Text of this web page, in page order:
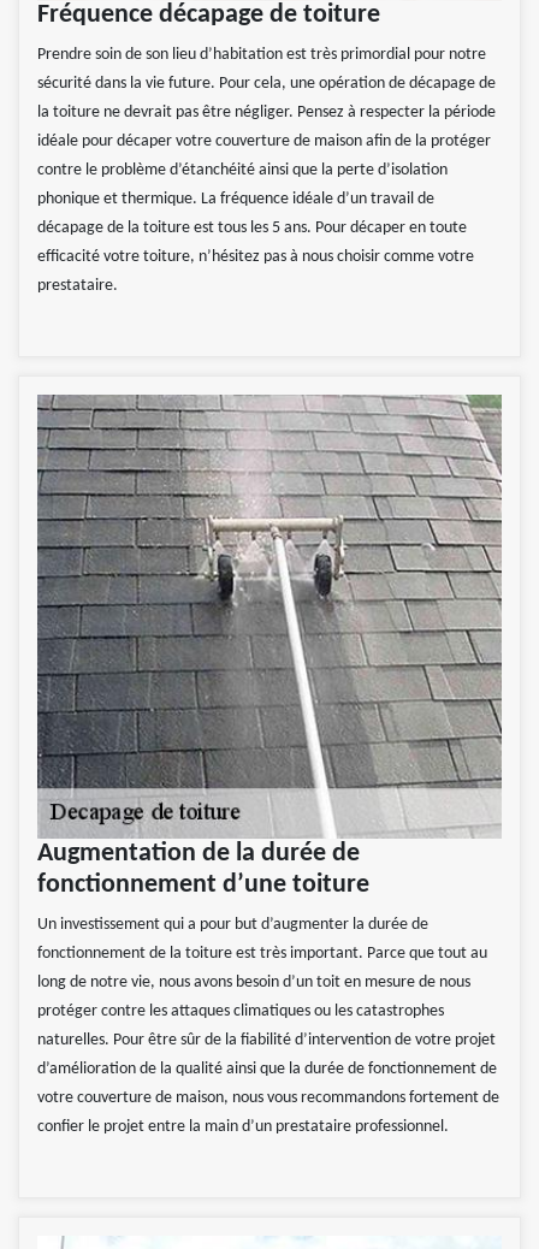
Fréquence décapage de toiture
Prendre soin de son lieu d’habitation est très primordial pour notre
sécurité dans la vie future. Pour cela, une opération de décapage de
la toiture ne devrait pas être négliger. Pensez à respecter la période
idéale pour décaper votre couverture de maison afin de la protéger
contre le problème d’étanchéité ainsi que la perte d’isolation
phonique et thermique. La fréquence idéale d’un travail de
décapage de la toiture est tous les 5 ans. Pour décaper en toute
efficacité votre toiture, n’hésitez pas à nous choisir comme votre
prestataire.
Augmentation de la durée de
fonctionnement d’une toiture
Un investissement qui a pour but d’augmenter la durée de
fonctionnement de la toiture est très important. Parce que tout au
long de notre vie, nous avons besoin d’un toit en mesure de nous
protéger contre les attaques climatiques ou les catastrophes
naturelles. Pour être sûr de la fiabilité d’intervention de votre projet
d’amélioration de la qualité ainsi que la durée de fonctionnement de
votre couverture de maison, nous vous recommandons fortement de
confier le projet entre la main d’un prestataire professionnel.